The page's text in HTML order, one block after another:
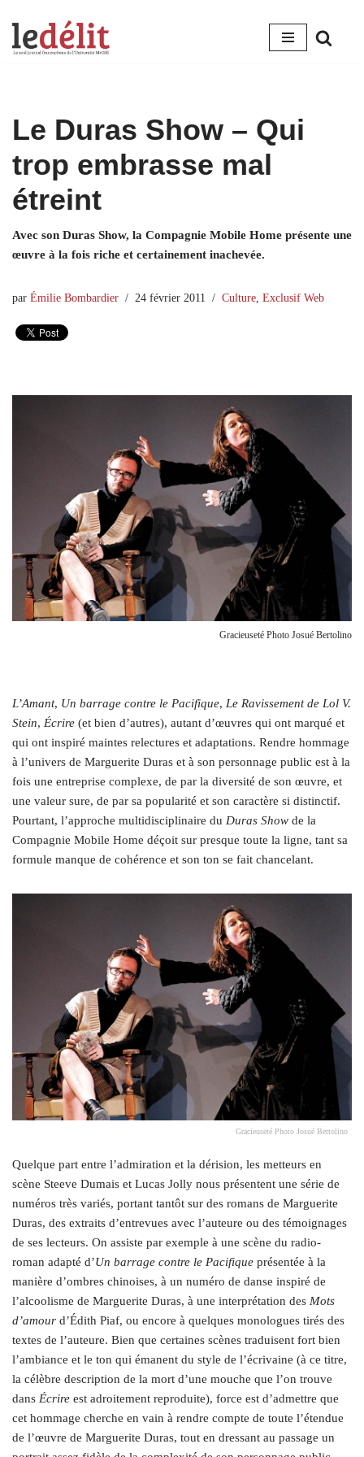
Aller
Le Duras Show – Qui
trop embrasse mal
étreint
Avec son Duras Show, la Compagnie Mobile Home présente une
œuvre à la fois riche et certainement inachevée.
par Émilie Bombardier 24 février 2011 Culture Exclusif Web
Gracieuseté Photo Josué Bertolino
L’Amant, Un barrage contre le Pacifique, Le Ravissement de Lol V.
Stein, Écrire (et bien d’autres), autant d’œuvres qui ont marqué et
qui ont inspiré maintes relectures et adaptations. Rendre hommage
à l’univers de Marguerite Duras et à son personnage public est à la
fois une entreprise complexe, de par la diversité de son œuvre, et
une valeur sure, de par sa popularité et son caractère si distinctif.
Pourtant, l’approche multidisciplinaire du Duras Show de la
Compagnie Mobile Home déçoit sur presque toute la ligne, tant sa
formule manque de cohérence et son ton se fait chancelant.
Gracieuseté Photo Josué Bertolino
Quelque part entre l’admiration et la dérision, les metteurs en
scène Steeve Dumais et Lucas Jolly nous présentent une série de
numéros très variés, portant tantôt sur des romans de Marguerite
Duras, des extraits d’entrevues avec l’auteure ou des témoignages
de ses lecteurs. On assiste par exemple à une scène du radio-
roman adapté d’Un barrage contre le Pacifique présentée à la
manière d’ombres chinoises, à un numéro de danse inspiré de
l’alcoolisme de Marguerite Duras, à une interprétation des Mots
d’amour d’Édith Piaf, ou encore à quelques monologues tirés des
textes de l’auteure. Bien que certaines scènes traduisent fort bien
l’ambiance et le ton qui émanent du style de l’écrivaine (à ce titre,
la célèbre description de la mort d’une mouche que l’on trouve
dans Écrire est adroitement reproduite), force est d’admettre que
cet hommage cherche en vain à rendre compte de toute l’étendue
de l’œuvre de Marguerite Duras, tout en dressant au passage un